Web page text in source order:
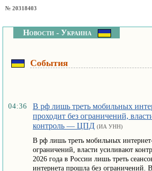
№ 20318403
Новости - Украина
События
04:36
В рф лишь треть мобильных
проходит без ограничений,
контроль — ЦПД (ИА УНН)
В рф лишь треть мобильных
ограничений, власти усиливают
2026 года в России лишь треть
интернета прошла без ограничений.